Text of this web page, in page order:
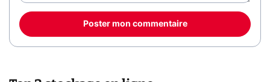
Poster mon commentaire